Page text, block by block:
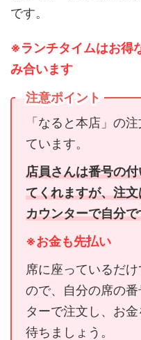
です。
※ランチタイムはお得
み合います
注意ポイント
「なると本店」の
ています。
店員さんは番号の
てくれますが、注
カウンターで自分
※お金も先払い
席に座っているだ
ので、自分の席の
ターで注文し、お
待ちましょう。